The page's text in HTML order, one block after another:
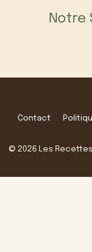
Notre
Contact
© 2026 Les